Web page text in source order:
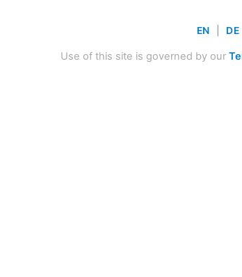
EN DE
Use of this site is governed by our